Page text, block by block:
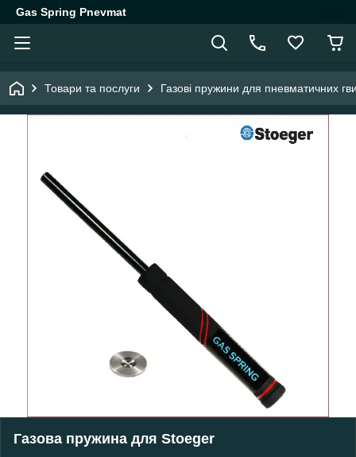
Gas Spring Pnevmat
Товари та послуги Газові пружини для пневматичних
Газова пружина для Stoeger